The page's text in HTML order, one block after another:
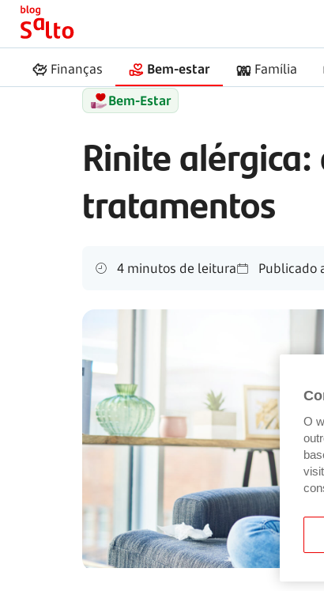
Finanças Bem-estar Família
Início
Bem-Estar
Rinite
tratamentos
4 minutos de leitura Publicado
O